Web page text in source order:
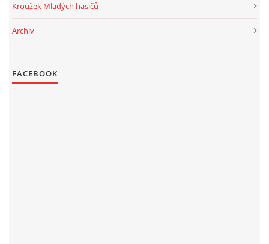
© 2026 eStránky.cz
|
Kroužek Mladých hasičů
Archiv
FACEBOOK